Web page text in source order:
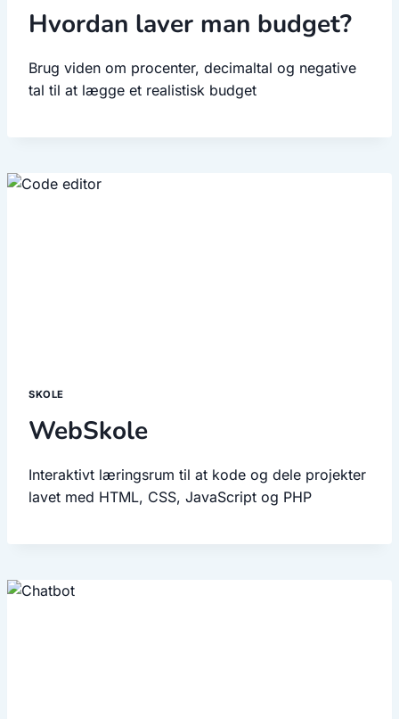
Hvordan laver man budget?
Brug viden om procenter, decimaltal og negative
tal til at lægge et realistisk budget
SKOLE
WebSkole
Interaktivt læringsrum til at kode og dele projekter
lavet med HTML, CSS, JavaScript og PHP